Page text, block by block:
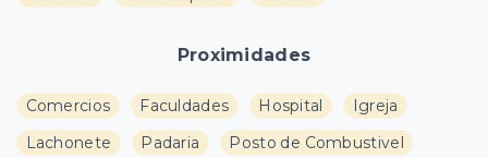
Proximidades
Comercios Faculdades Hospital
Igreja
Lachonete
Padaria
Posto de Combustivel